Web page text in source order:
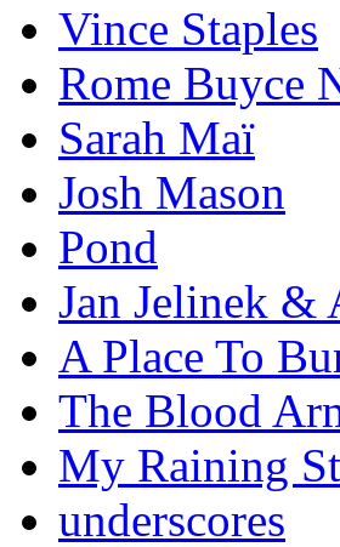
Vince Staples
Rome Buyce
Sarah Maï
Josh Mason
Pond
Jan Jelinek &
A Place To
The Blood
My Raining
underscores